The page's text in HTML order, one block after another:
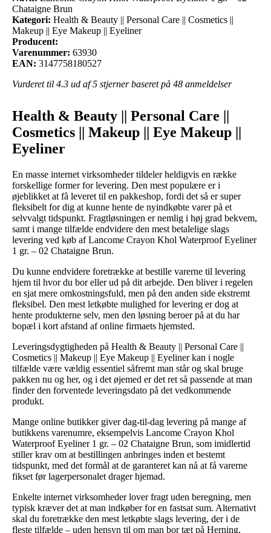
Chataigne Brun
Kategori: Health & Beauty || Personal Care || Cosmetics ||
Makeup || Eye Makeup || Eyeliner
Producent:
Varenummer: 63930
EAN: 3147758180527
Vurderet til 4.3 ud af 5 stjerner baseret på 48 anmeldelser
Health & Beauty || Personal Care ||
Cosmetics || Makeup || Eye Makeup ||
Eyeliner
En masse internet virksomheder tildeler heldigvis en række
forskellige former for levering. Den mest populære er i
øjeblikket at få leveret til en pakkeshop, fordi det så er super
fleksibelt for dig at kunne hente de nyindkøbte varer på et
selvvalgt tidspunkt. Fragtløsningen er nemlig i høj grad bekvem,
samt i mange tilfælde endvidere den mest betalelige slags
levering ved køb af Lancome Crayon Khol Waterproof Eyeliner
1 gr. – 02 Chataigne Brun.
Du kunne endvidere foretrække at bestille varerne til levering
hjem til hvor du bor eller ud på dit arbejde. Den bliver i regelen
en sjat mere omkostningsfuld, men på den anden side ekstremt
fleksibel. Den mest letkøbte mulighed for levering er dog at
hente produkterne selv, men den løsning beroer på at du har
bopæl i kort afstand af online firmaets hjemsted.
Leveringsdygtigheden på Health & Beauty || Personal Care ||
Cosmetics || Makeup || Eye Makeup || Eyeliner kan i nogle
tilfælde være vældig essentiel såfremt man står og skal bruge
pakken nu og her, og i det øjemed er det ret så passende at man
finder den forventede leveringsdato på det vedkommende
produkt.
Mange online butikker giver dag-til-dag levering på mange af
butikkens varenumre, eksempelvis Lancome Crayon Khol
Waterproof Eyeliner 1 gr. – 02 Chataigne Brun, som imidlertid
stiller krav om at bestillingen anbringes inden et bestemt
tidspunkt, med det formål at de garanteret kan nå at få varerne
fikset før lagerpersonalet drager hjemad.
Enkelte internet virksomheder lover fragt uden beregning, men
typisk kræver det at man indkøber for en fastsat sum. Alternativt
skal du foretrække den mest letkøbte slags levering, der i de
fleste tilfælde – uden hensyn til om man bor tæt på Herning,